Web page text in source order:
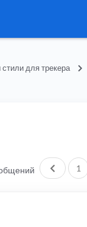
для трекера
Пред.
1